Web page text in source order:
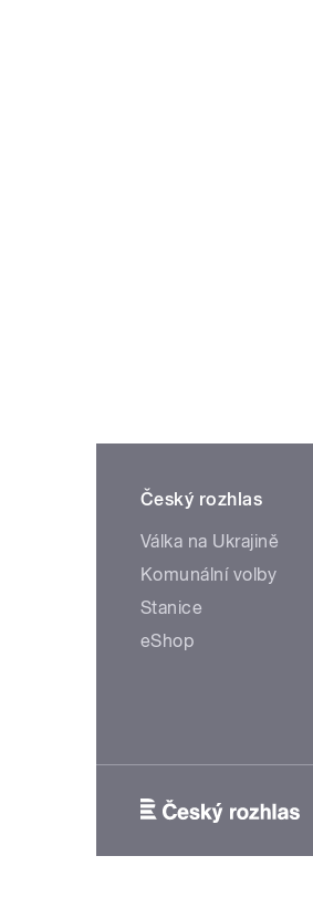
Český rozhlas
Válka na Ukrajině
Komunální volby
Stanice
eShop